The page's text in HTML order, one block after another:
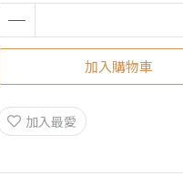
加入購物車
加入最愛